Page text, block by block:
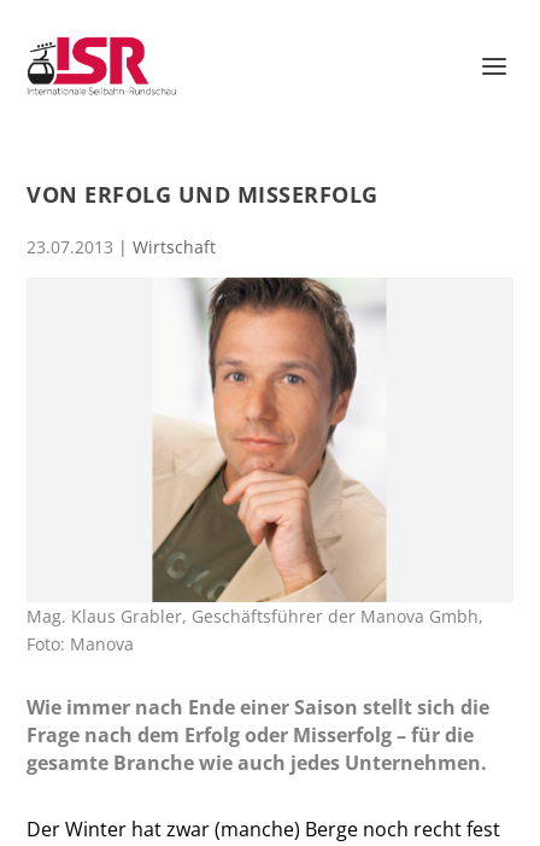
VON ERFOLG UND MISSERFOLG
23.07.2013 |Wirtschaft
Mag. Klaus Grabler, Geschäftsführer der Manova Gmbh,
Foto: Manova
Wie immer nach Ende einer Saison stellt sich die
Frage nach dem Erfolg oder Misserfolg – für die
gesamte Branche wie auch jedes Unternehmen.
Der Winter hat zwar (manche) Berge noch recht fest